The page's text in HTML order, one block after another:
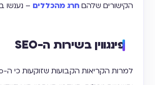
הקישורים שלהם חרג מהכללים –
פינגווין בשירות ה-SEO